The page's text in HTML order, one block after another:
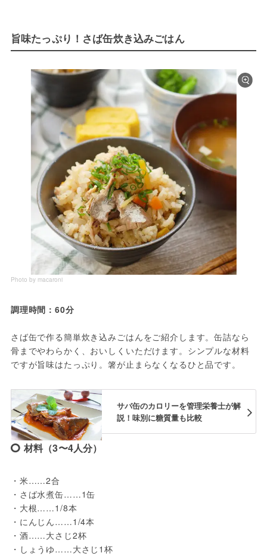
旨味たっぷり！さば缶炊き込みごはん
Photo by macaroni
調理時間：60分
さば缶で作る簡単炊き込みごはんをご紹介します。缶詰なら
骨までやわらかく、おいしくいただけます。シンプルな材料
ですが旨味はたっぷり。箸が止まらなくなるひと品です。
サバ缶のカロリーを管理栄養士が解
説！味別に糖質量も比較
材料（3〜4人分）
・米……2合
・さば水煮缶……1缶
・大根……1/8本
・にんじん……1/4本
・酒……大さじ2杯
・しょうゆ……大さじ1杯